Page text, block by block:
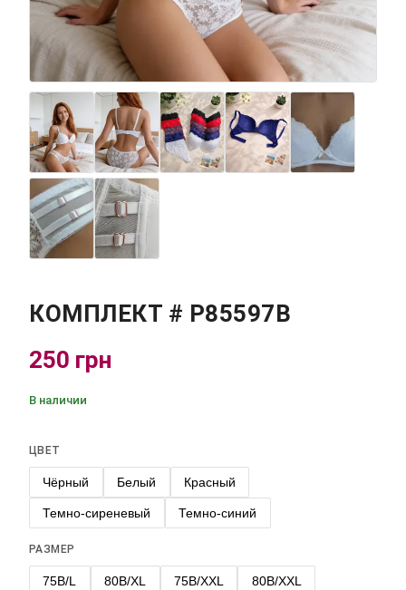
КОМПЛЕКТ # Р85597В
250 грн
В наличии
ЦВЕТ
Чёрный Белый Красный
Темно-сиреневый Темно-синий
РАЗМЕР
75B/L 80B/XL 75B/XXL 80B/XXL